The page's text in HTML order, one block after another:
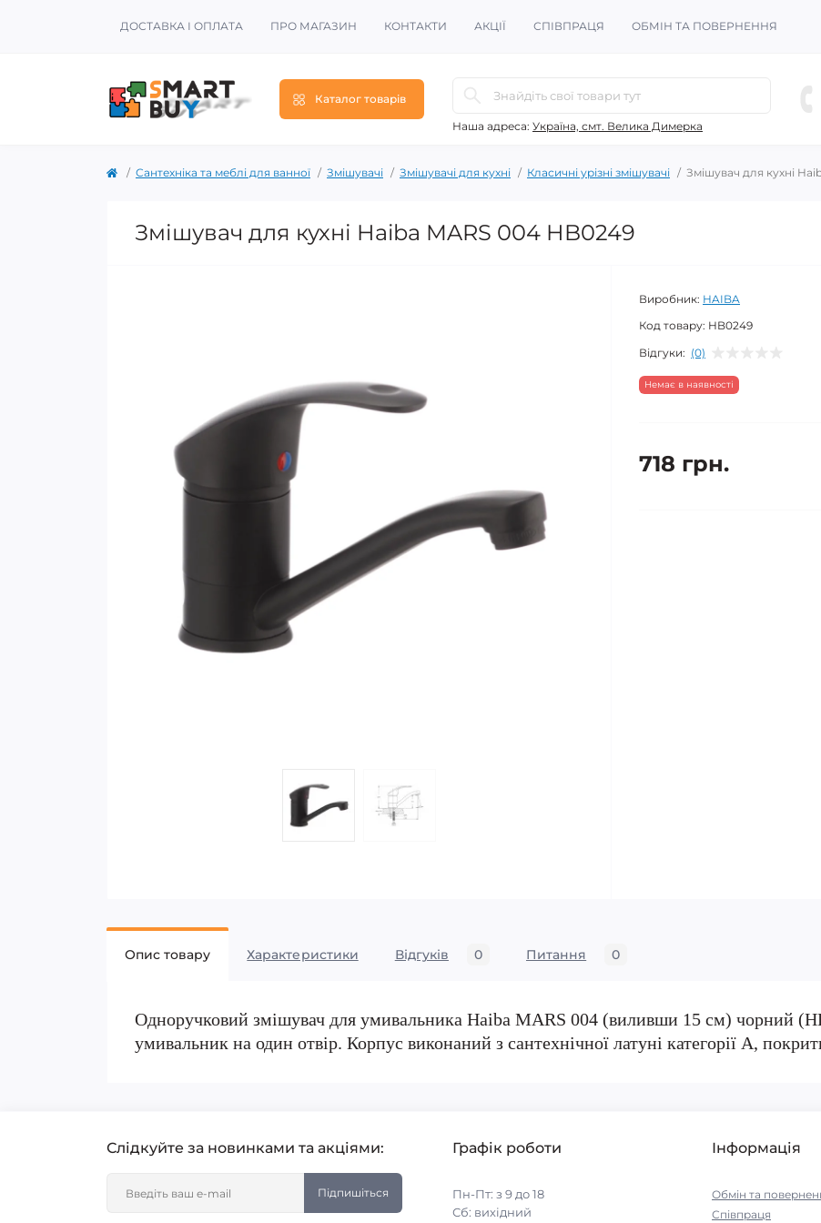
ДОСТАВКА І ОПЛАТА ПРО МАГАЗИН КОНТАКТИ АКЦІЇ СПІВПРАЦЯ ОБМІН ТА ПОВЕРНЕННЯ
Каталог товарів
Наша адреса: Україна, смт. Велика Димерка
Сантехніка та меблі для ванної Змішувачі Змішувачі для кухні Класичні урізні змішувачі Змішувач для кухні
Змішувач для кухні Haiba MARS 004 HB0249
Виробник: HAIBA
Код товару: HB0249
Відгуки: (0)
Немає в наявності
718 грн.
Опис товару Характеристики Відгуків 0 Питання 0
Одноручковий змішувач для умивальника Haiba MARS 004 (виливши 15 см) чорний
умивальник на один отвір. Корпус виконаний з сантехнічної латуні категорії А,
Слідкуйте за новинками та акціями:
Підпишіться
Графік роботи
Пн-Пт: з 9 до 18
Сб: вихідний
Інформація
Обмін та
Співпраця